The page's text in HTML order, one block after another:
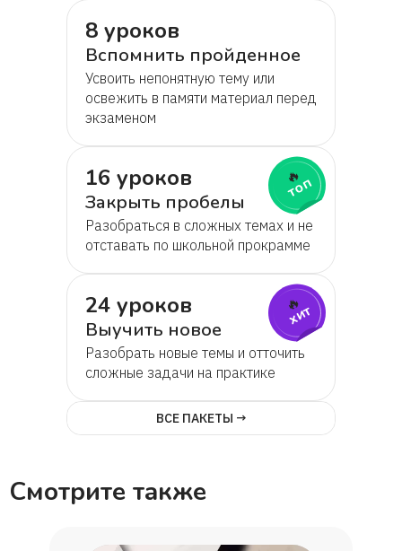
8 уроков
Вспомнить пройденное
Усвоить непонятную тему или
освежить в памяти материал перед
экзаменом
16 уроков
Закрыть пробелы
Разобраться в сложных темах и не
отставать по школьной прокрамме
🔥
топ
24 уроков
Выучить новое
Разобрать новые темы и отточить
сложные задачи на практике
🔥
хит
ВСЕ ПАКЕТЫ →
Смотрите также